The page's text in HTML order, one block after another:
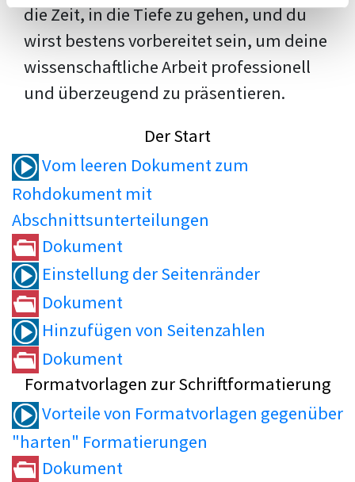
die Zeit, in die Tiefe zu gehen, und du
wirst bestens vorbereitet sein, um deine
wissenschaftliche Arbeit professionell
und überzeugend zu präsentieren.
Der Start
Vom leeren Dokument zum
Rohdokument mit
Abschnittsunterteilungen
Dokument
Einstellung der Seitenränder
Dokument
Hinzufügen von Seitenzahlen
Dokument
Formatvorlagen zur Schriftformatierung
Vorteile von Formatvorlagen gegenüber
"harten" Formatierungen
Dokument